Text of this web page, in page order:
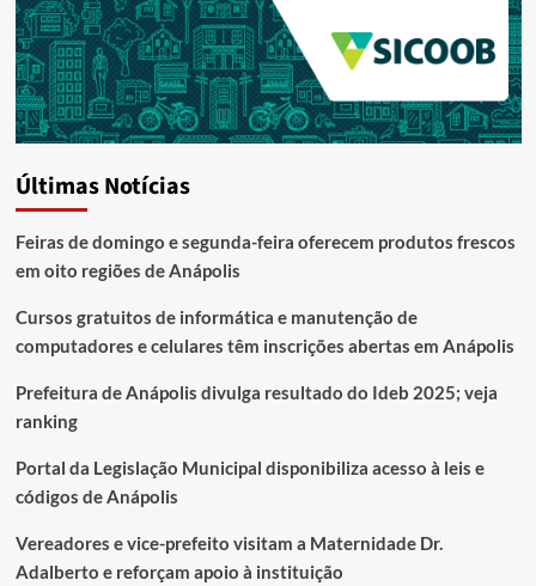
Últimas Notícias
Feiras de domingo e segunda-feira oferecem produtos frescos
em oito regiões de Anápolis
Cursos gratuitos de informática e manutenção de
computadores e celulares têm inscrições abertas em Anápolis
Prefeitura de Anápolis divulga resultado do Ideb 2025; veja
ranking
Portal da Legislação Municipal disponibiliza acesso à leis e
códigos de Anápolis
Vereadores e vice-prefeito visitam a Maternidade Dr.
Adalberto e reforçam apoio à instituição